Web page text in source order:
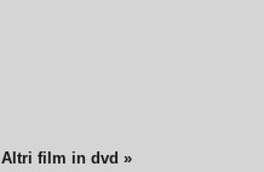
Altri film in dvd »